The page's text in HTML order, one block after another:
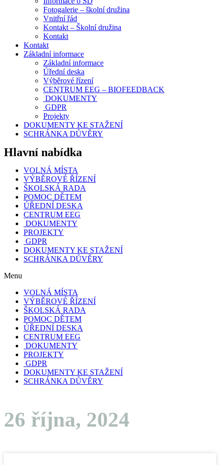
Fotogalerie – školní družina
Vnitřní řád
Kontakt – Školní družina
Kontakt
Kontakt
Základní informace
Základní informace
Úřední deska
Výběrové řízení
CENTRUM EEG – BIOFEEDBACK
DOKUMENTY
GDPR
Projekty
DOKUMENTY KE STAŽENÍ
SCHRÁNKA DŮVĚRY
Hlavní nabídka
VOLNÁ MÍSTA
VÝBĚROVÉ ŘÍZENÍ
ŠKOLSKÁ RADA
POMOC DĚTEM
ÚŘEDNÍ DESKA
CENTRUM EEG
DOKUMENTY
PROJEKTY
GDPR
DOKUMENTY KE STAŽENÍ
SCHRÁNKA DŮVĚRY
Menu
VOLNÁ MÍSTA
VÝBĚROVÉ ŘÍZENÍ
ŠKOLSKÁ RADA
POMOC DĚTEM
ÚŘEDNÍ DESKA
CENTRUM EEG
DOKUMENTY
PROJEKTY
GDPR
DOKUMENTY KE STAŽENÍ
SCHRÁNKA DŮVĚRY
26 října, 2024